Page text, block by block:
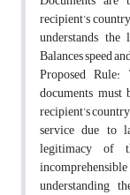
recipient’s
understands
Balances speed
Proposed
documents
recipient’s
service due to
legitimacy of
understanding